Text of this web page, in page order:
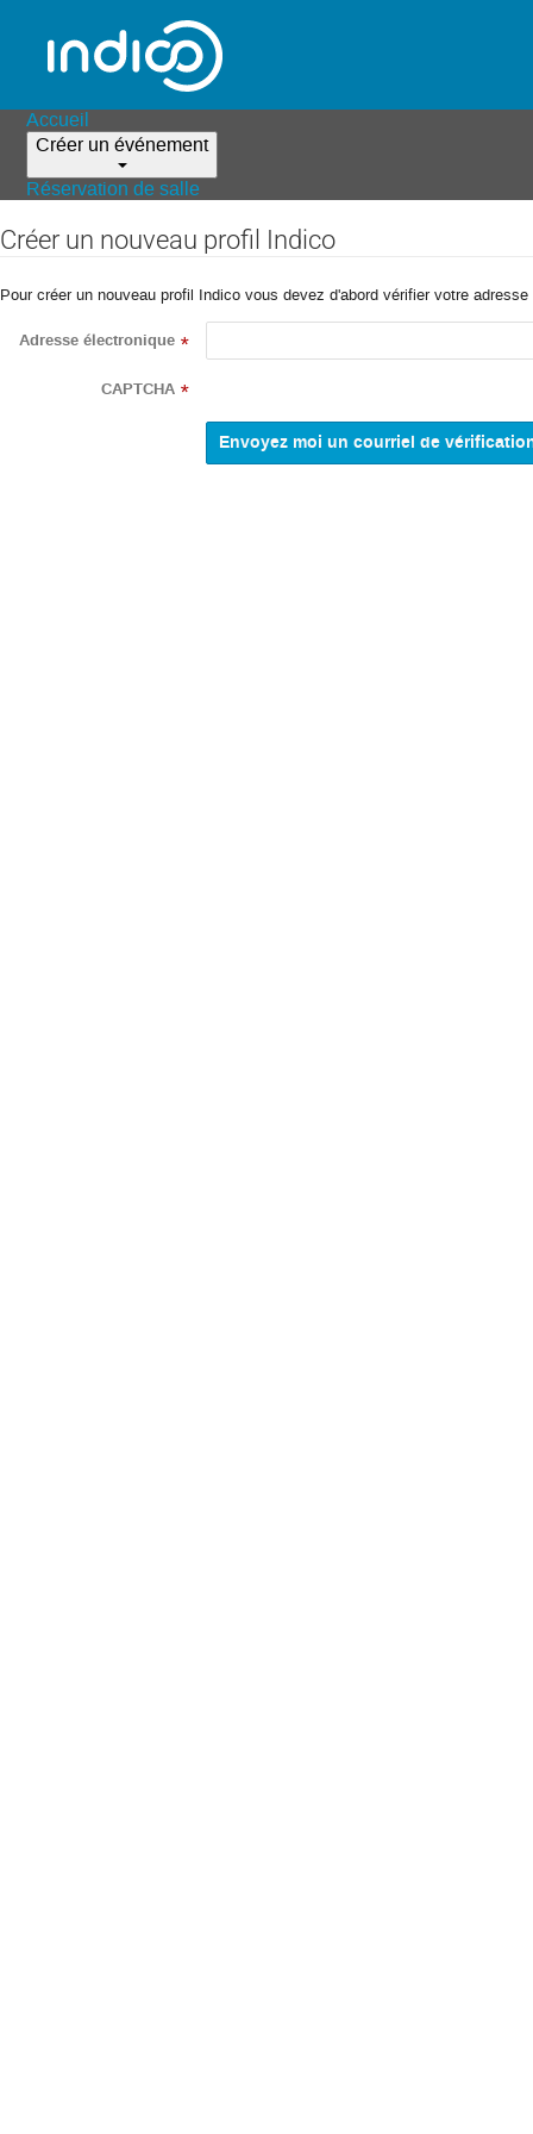
Accueil
Créer un événement
Réservation de salle
Créer un nouveau profil Indico
Pour créer un nouveau profil Indico vous devez d'abord vérifier votre
Adresse électronique *
CAPTCHA *